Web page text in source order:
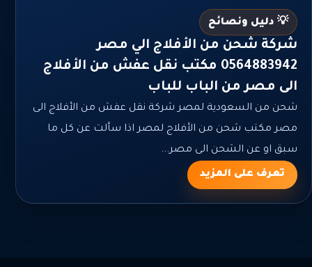
💡 دليل ونصائح
شركة شحن من الأفلاج الي مصر
0564883942 مكتب نقل عفش من الأفلاج
الى مصر من الباب للباب
شحن من السعودية لمصر شركة نقل عفش من الأفلاج الى
مصر مكتب شحن من الأفلاج لمصر اذا سألت عن كل ما
سبق او عن الشحن الى مصر...
تعرف على المزيد